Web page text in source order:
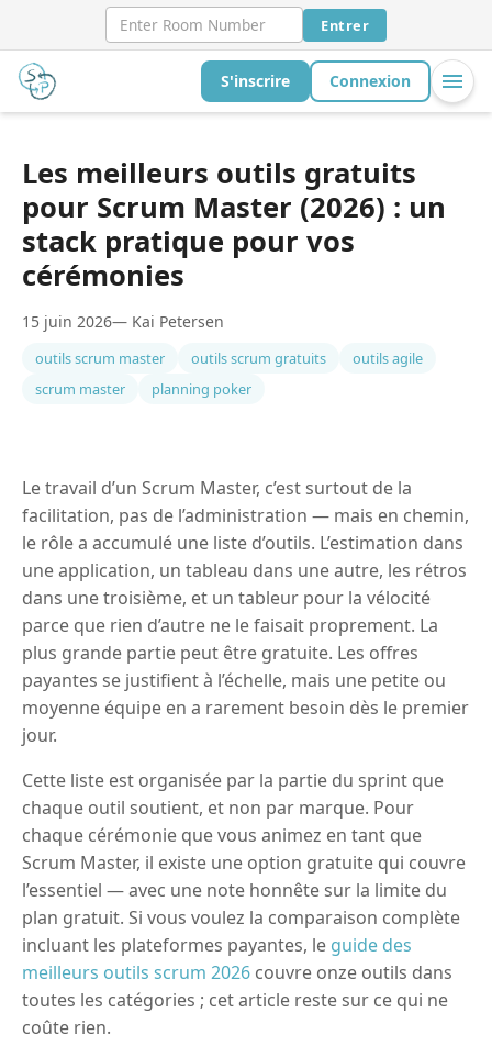
Entrer
S'inscrire Connexion
Les meilleurs outils gratuits
pour Scrum Master (2026) : un
stack pratique pour vos
cérémonies
15 juin 2026— Kai Petersen
outils scrum master outils scrum gratuits
outils agile
scrum master
planning poker
Le travail d’un Scrum Master, c’est surtout de la
facilitation, pas de l’administration — mais en chemin,
le rôle a accumulé une liste d’outils. L’estimation dans
une application, un tableau dans une autre, les rétros
dans une troisième, et un tableur pour la vélocité
parce que rien d’autre ne le faisait proprement. La
plus grande partie peut être gratuite. Les offres
payantes se justifient à l’échelle, mais une petite ou
moyenne équipe en a rarement besoin dès le premier
jour.
Cette liste est organisée par la partie du sprint que
chaque outil soutient, et non par marque. Pour
chaque cérémonie que vous animez en tant que
Scrum Master, il existe une option gratuite qui couvre
l’essentiel — avec une note honnête sur la limite du
plan gratuit. Si vous voulez la comparaison complète
incluant les plateformes payantes, le guide des
meilleurs outils scrum 2026 couvre onze outils dans
toutes les catégories ; cet article reste sur ce qui ne
coûte rien.